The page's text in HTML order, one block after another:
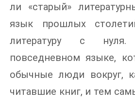
ли «старый»
язык прошлых
литературу с
повседневном языке,
обычные люди вокруг,
читавшие книг, и тем